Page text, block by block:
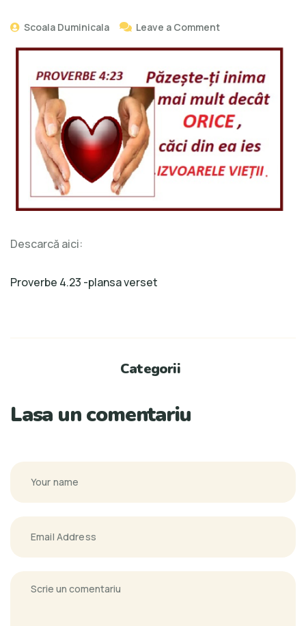
Scoala Duminicala Leave a Comment
Descarcă aici:
Proverbe 4.23 -plansa verset
Categorii
Lasa un comentariu